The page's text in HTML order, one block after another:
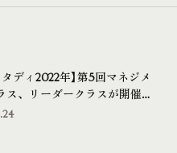
タディ2022年】第5回マネジメ
ス、リーダークラスが開催さ